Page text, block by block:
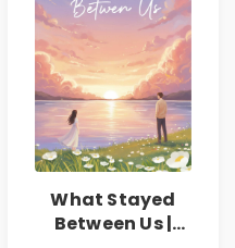
What Stayed
Between Us |